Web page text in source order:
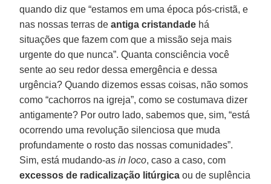
quando diz que “estamos em uma época pós-cristã, e
nas nossas terras deantiga cristandade há
situações que fazem com que a missão seja mais
urgente do que nunca”. Quanta consciência você
sente ao seu redor dessa emergência e dessa
urgência? Quando dizemos essas coisas, não somos
como “cachorros na igreja”, como se costumava dizer
antigamente? Por outro lado, sabemos que, sim, “está
ocorrendo uma revolução silenciosa que muda
profundamente o rosto das nossas comunidades”.
Sim, está mudando-asin loco, caso a caso, com
excessos de radicalização litúrgica ou de suplência